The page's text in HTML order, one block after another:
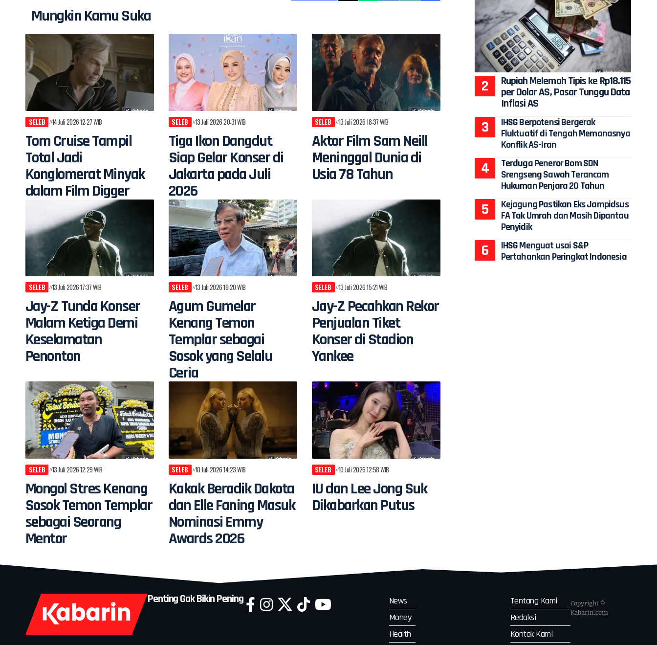
Mungkin Kamu Suka
SELEB 14 Juli 2026 12:27 WIB
Tom Cruise Tampil
Total Jadi
Konglomerat Minyak
dalam Film Digger
SELEB 13 Juli 2026 20:31 WIB
Tiga Ikon Dangdut
Siap Gelar Konser di
Jakarta pada Juli
2026
SELEB 13 Juli 2026 18:37 WIB
Aktor Film Sam Neill
Meninggal Dunia di
Usia 78 Tahun
SELEB 13 Juli 2026 17:37 WIB
Jay-Z Tunda Konser
Malam Ketiga Demi
Keselamatan
Penonton
SELEB 13 Juli 2026 16:20 WIB
Agum Gumelar
Kenang Temon
Templar sebagai
Sosok yang Selalu
Ceria
SELEB 13 Juli 2026 15:21 WIB
Jay-Z Pecahkan Rekor
Penjualan Tiket
Konser di Stadion
Yankee
SELEB 13 Juli 2026 12:29 WIB
Mongol Stres Kenang
Sosok Temon Templar
sebagai Seorang
Mentor
SELEB 10 Juli 2026 14:23 WIB
Kakak Beradik Dakota
dan Elle Faning Masuk
Nominasi Emmy
Awards 2026
SELEB 10 Juli 2026 12:58 WIB
IU dan Lee Jong Suk
Dikabarkan Putus
Rupiah Melemah Tipis ke Rp18.115
per Dolar AS, Pasar Tunggu Data
Inflasi AS
IHSG Berpotensi Bergerak
Fluktuatif di Tengah Memanasnya
Konflik AS-Iran
Terduga Peneror Bom SDN
Srengseng Sawah Terancam
Hukuman Penjara 20 Tahun
Kejagung Pastikan Eks Jampidsus
FA Tak Umrah dan Masih Dipantau
Penyidik
IHSG Menguat usai S&P
Pertahankan Peringkat Indonesia
Penting Gak Bikin Pening
News
Money
Health
Tentang Kami
Redaksi
Kontak Kami
Copyright ©
Kabarin.com